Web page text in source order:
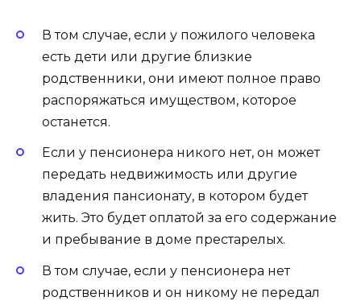
В том случае, если у пожилого человека
есть дети или другие близкие
родственники, они имеют полное право
распоряжаться имуществом, которое
останется.
Если у пенсионера никого нет, он может
передать недвижимость или другие
владения пансионату, в котором будет
жить. Это будет оплатой за его содержание
и пребывание в доме престарелых.
В том случае, если у пенсионера нет
родственников и он никому не передал